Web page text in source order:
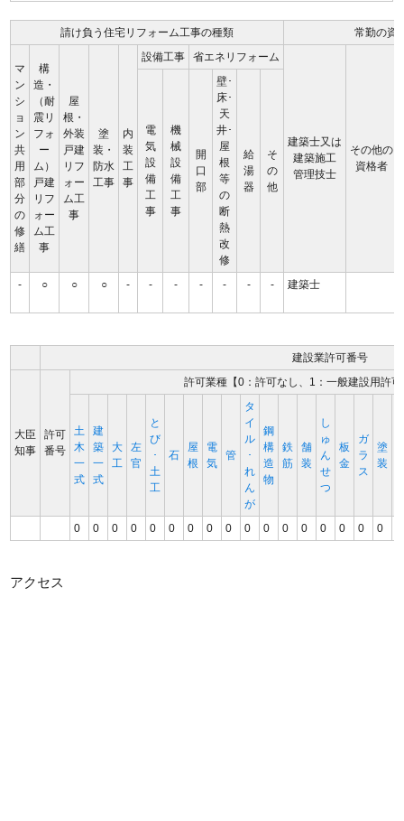
請け負う住宅リフォーム工事の種類 常勤の資
マ
ン
シ
ョ
ン
共
用
部
分
の
修
繕
構
造・
（耐
震リ
フォ
ー
ム）
戸建
リフ
ォー
ム工
事
屋
根・
外装
戸建
リフ
ォー
ム工
事
塗
装・
防水
工事
内
装
工
事
設備工事 省エネリフォーム
建築士又は
建築施工
管理技士
その他の
資格者
電
気
設
備
工
事
機
械
設
備
工
事
開
口
部
壁･
床･
天
井･
屋
根
等
の
断
熱
改
修
給
湯
器
そ
の
他
- ○ ○ ○ - - - - - - - 建築士
建設業許可番号
大臣
知事
許可
番号
許可業種【0：許可なし、1：一般建設用許
土
木
一
式
建
築
一
式
大
工
左
官
と
び
･
土
工
石
屋
根
電
気
管
タ
イ
ル
･
れ
ん
が
鋼
構
造
物
鉄
筋
舗
装
し
ゅ
ん
せ
つ
板
金
ガ
ラ
ス
塗
装
0 0 0 0 0 0 0 0 0 0 0 0 0 0 0 0 0
アクセス